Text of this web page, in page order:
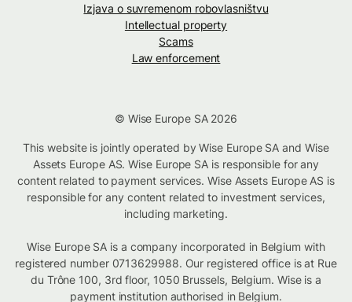
Izjava o suvremenom robovlasništvu
Intellectual property
Scams
Law enforcement
© Wise Europe SA 2026
This website is jointly operated by Wise Europe SA and Wise
Assets Europe AS. Wise Europe SA is responsible for any
content related to payment services. Wise Assets Europe AS is
responsible for any content related to investment services,
including marketing.
Wise Europe SA is a company incorporated in Belgium with
registered number 0713629988. Our registered office is at Rue
du Trône 100, 3rd floor, 1050 Brussels, Belgium. Wise is a
payment institution authorised in Belgium.